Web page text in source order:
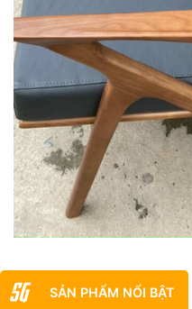
SẢN PHẨM NỔI BẬT